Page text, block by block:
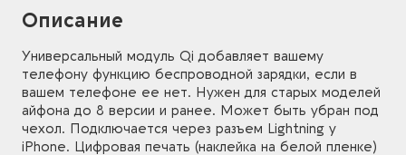
Описание
Универсальный модуль Qi добавляет вашему
телефону функцию беспроводной зарядки, если в
вашем телефоне ее нет. Нужен для старых моделей
айфона до 8 версии и ранее. Может быть убран под
чехол. Подключается через разъем Lightning у
iPhone. Цифровая печать (наклейка на белой пленке)